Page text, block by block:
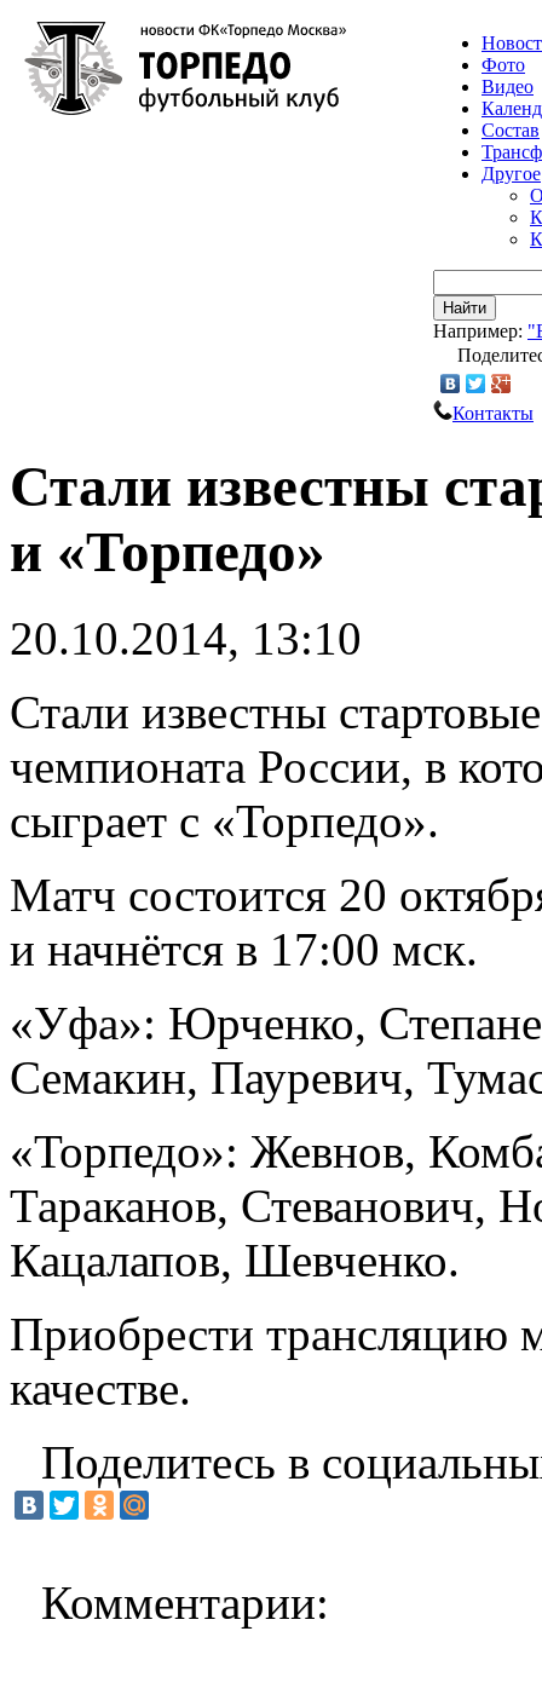
Фото
Видео
Состав
Другое
Найти
Например:
Контакты
Стали известны
и «Торпедо»
20.10.2014, 13:10
Стали известны
чемпионата России, в
сыграет с «Торпедо».
Матч состоится 20
и начнётся в 17:00 мск.
«Уфа»: Юрченко,
Семакин, Пауревич,
«Торпедо»: Жевнов,
Тараканов, Стеванович,
Кацалапов, Шевченко.
Приобрести трансляцию
качестве.
Поделитесь в
Комментарии: